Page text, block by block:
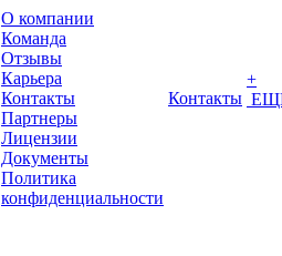
О компании
Команда
Отзывы
Карьера
Контакты
Партнеры
Лицензии
Документы
Политика
конфиденциальности
Контакты
+